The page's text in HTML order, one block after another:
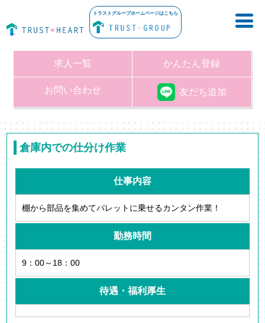
トラストグループホームページはこちら
求人一覧 かんたん登録
お問い合わせ 友だち追加
倉庫内での仕分け作業
仕事内容
棚から部品を集めてパレットに乗せるカンタン作業！
勤務時間
9：00～18：00
待遇・福利厚生